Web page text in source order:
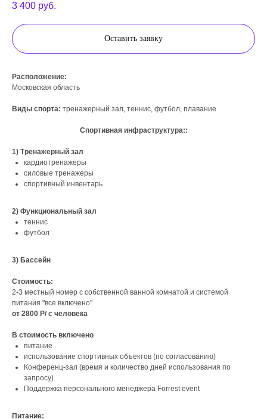
3 400 руб.
Оставить заявку
Расположение:
Московская область
Виды спорта: тренажерный зал, теннис, футбол, плавание
Спортивная инфраструктура::
1) Тренажерный зал
кардиотренажеры
силовые тренажеры
спортивный инвентарь
2) Функциональный зал
теннис
футбол
3) Бассейн
Стоимость:
2-3 местный номер с собственной ванной комнатой и системой
питания "все включено"
от 2800 Р/ с человека
В стоимость включено
питание
использование спортивных объектов (по согласованию)
Конференц-зал (время и количество дней использования по
запросу)
Поддержка персонального менеджера Forrest event
Питание: